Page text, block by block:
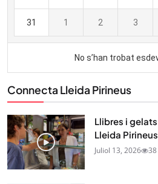
Connecta Lleida Pirineus
Llibres i
Lleida
Juliol 13, 2026 38